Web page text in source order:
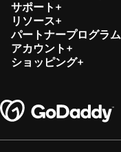
サポート
リソース
パートナープログラム
アカウント
ショッピング